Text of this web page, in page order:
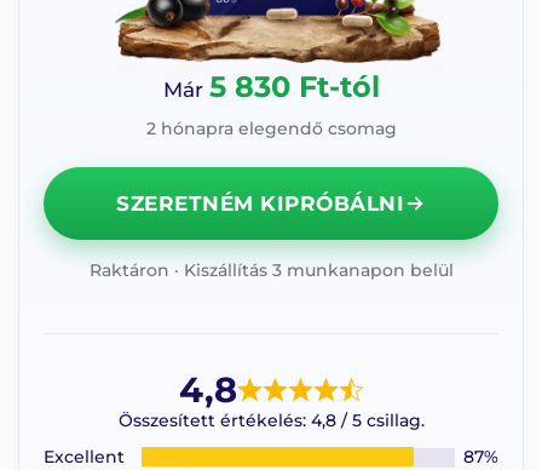
Már 5 830 Ft-tól
2 hónapra elegendő csomag
SZERETNÉM KIPRÓBÁLNI
Raktáron · Kiszállítás 3 munkanapon belül
4,8
Összesített értékelés: 4,8 / 5 csillag.
Excellent
87%